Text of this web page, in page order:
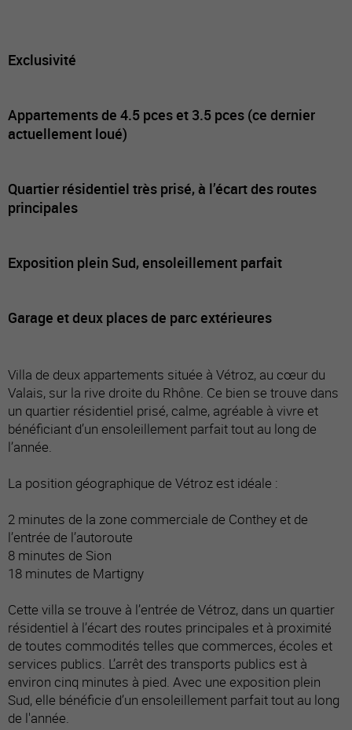
Exclusivité
Appartements de 4.5 pces et 3.5 pces (ce dernier
actuellement loué)
Quartier résidentiel très prisé, à l’écart des routes
principales
Exposition plein Sud, ensoleillement parfait
Garage et deux places de parc extérieures
Villa de deux appartements située à Vétroz, au cœur du
Valais, sur la rive droite du Rhône. Ce bien se trouve dans
un quartier résidentiel prisé, calme, agréable à vivre et
bénéficiant d’un ensoleillement parfait tout au long de
l’année.
La position géographique de Vétroz est idéale :
2 minutes de la zone commerciale de Conthey et de
l’entrée de l’autoroute
8 minutes de Sion
18 minutes de Martigny
Cette villa se trouve à l’entrée de Vétroz, dans un quartier
résidentiel à l’écart des routes principales et à proximité
de toutes commodités telles que commerces, écoles et
services publics. L’arrêt des transports publics est à
environ cinq minutes à pied. Avec une exposition plein
Sud, elle bénéficie d’un ensoleillement parfait tout au long
de l'année.